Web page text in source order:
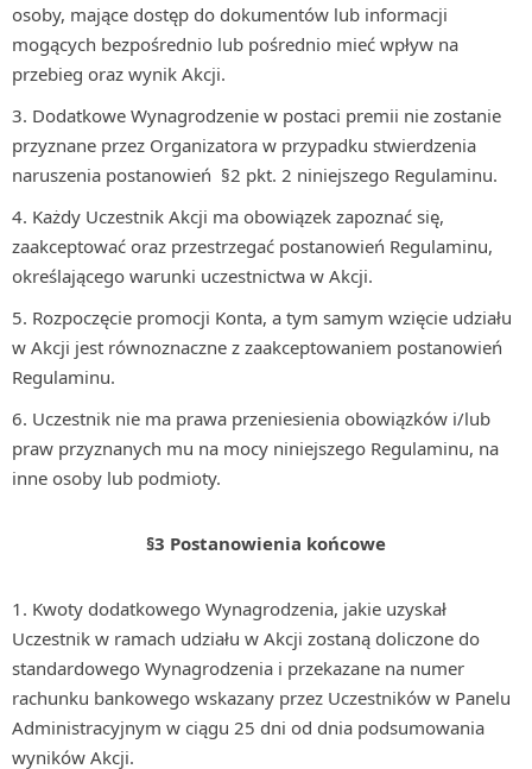
osoby, mające dostęp do dokumentów lub informacji
mogących bezpośrednio lub pośrednio mieć wpływ na
przebieg oraz wynik Akcji.
Dodatkowe Wynagrodzenie w postaci premii nie zostanie
przyznane przez Organizatora w przypadku stwierdzenia
naruszenia postanowień §2 pkt. 2 niniejszego Regulaminu.
Każdy Uczestnik Akcji ma obowiązek zapoznać się,
zaakceptować oraz przestrzegać postanowień Regulaminu,
określającego warunki uczestnictwa w Akcji.
Rozpoczęcie promocji Konta, a tym samym wzięcie udziału
w Akcji jest równoznaczne z zaakceptowaniem postanowień
Regulaminu.
Uczestnik nie ma prawa przeniesienia obowiązków i/lub
praw przyznanych mu na mocy niniejszego Regulaminu, na
inne osoby lub podmioty.
§3 Postanowienia końcowe
Kwoty dodatkowego Wynagrodzenia, jakie uzyskał
Uczestnik w ramach udziału w Akcji zostaną doliczone do
standardowego Wynagrodzenia i przekazane na numer
rachunku bankowego wskazany przez Uczestników w Panelu
Administracyjnym w ciągu 25 dni od dnia podsumowania
wyników Akcji.